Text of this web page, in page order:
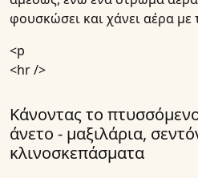
φουσκώσει και χάνει αέρα
<p
<hr />
Κάνοντας το
άνετο - μαξιλάρια,
κλινοσκεπάσματα